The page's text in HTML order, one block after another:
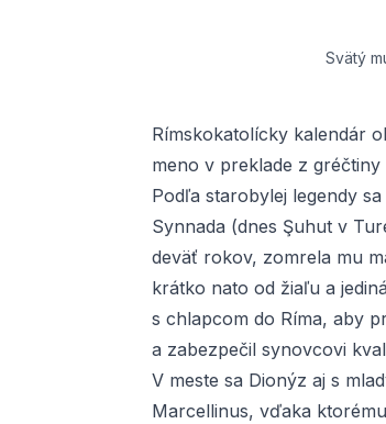
Svätý
Rímskokatolícky kalendár
meno v preklade z gréčtiny
Podľa starobylej legendy
Synnada (dnes Şuhut v
deväť rokov, zomrela mu
krátko nato od žiaľu a
s chlapcom do Ríma, aby
a zabezpečil synovcovi
V meste sa Dionýz aj s
Marcellinus, vďaka